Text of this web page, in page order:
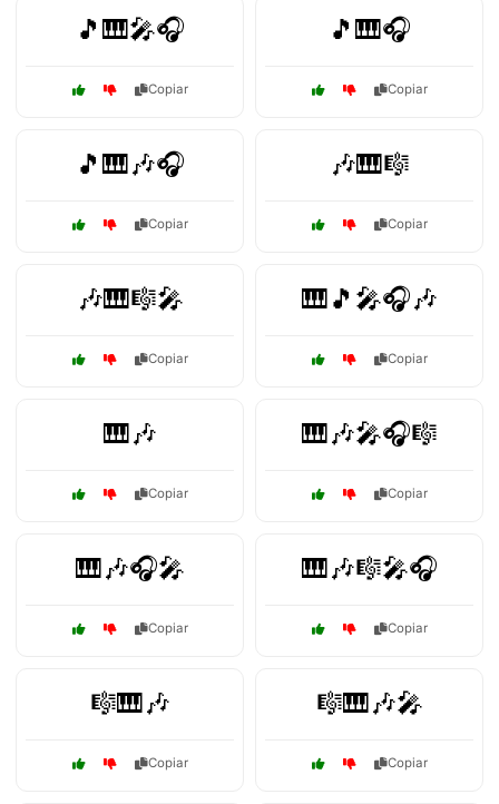
🎵🎹🎤🎧
Copiar
🎵🎹🎧
Copiar
🎵🎹🎶🎧
Copiar
🎶🎹🎼
Copiar
🎶🎹🎼🎤
Copiar
🎹🎵🎤🎧🎶
Copiar
🎹🎶
Copiar
🎹🎶🎤🎧🎼
Copiar
🎹🎶🎧🎤
Copiar
🎹🎶🎼🎤🎧
Copiar
🎼🎹🎶
Copiar
🎼🎹🎶🎤
Copiar